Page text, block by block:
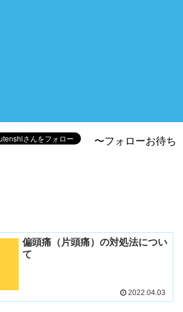
〜フォローお待ち
偏頭痛（片頭痛）の対処法につい
て
2022.04.03